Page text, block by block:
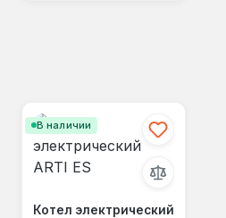
В наличии
Котел электрический